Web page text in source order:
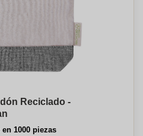
Reciclado -
1000 piezas